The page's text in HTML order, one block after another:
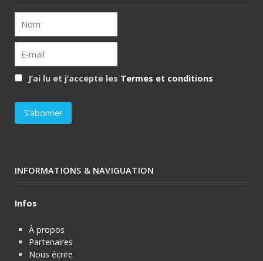
J’ai lu et j’accepte les Termes et conditions
INFORMATIONS & NAVIGUATION
Infos
À propos
Partenaires
Nous écrire